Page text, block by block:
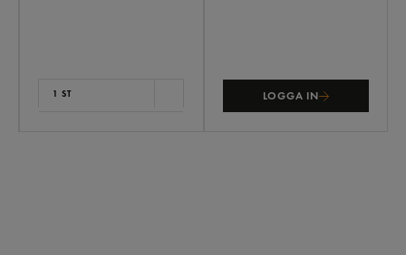
1 ST LOGGA IN